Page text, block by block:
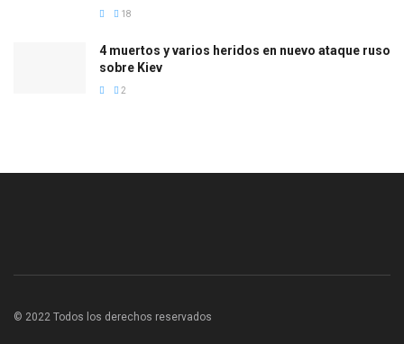
18
4 muertos y varios heridos en nuevo ataque ruso
sobre Kiev
2
© 2022 Todos los derechos reservados